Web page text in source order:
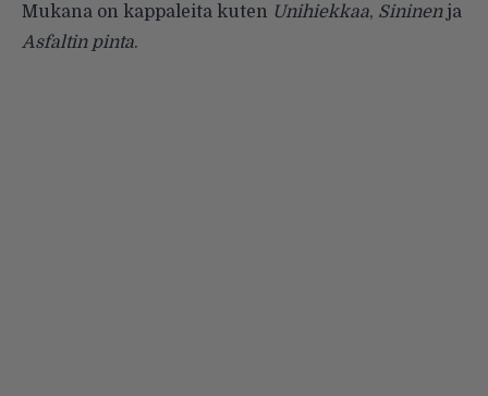
Mukana on kappaleita kuten Unihiekkaa, Sininenja
Asfaltin pinta.